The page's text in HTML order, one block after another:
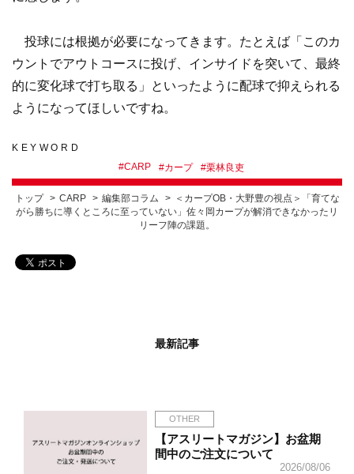
投球には根拠が必要になってきます。たとえば「このカ
ウントでアウトコースに投げ、インサイドを突いて、最終
的に変化球で打ち取る」といったように配球で抑えられる
ようになってほしいですね。
KEYWORD
#CARP #カープ #栗林良吏
トップ CARP 編集部コラム
＜カープOB・大野豊の視点＞「育てな
がら勝ちに導くところに至っていない」佐々岡カープが解消できなかったリ
リーフ陣の課題。
最新記事
OTHER
【アスリートマガジン】お盆期
間中のご注文について
2026/08/06